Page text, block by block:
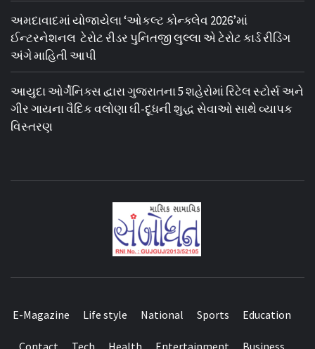
અમદાવાદમાં યોજાયેલા ‘ઓકલ્ટ કોન્ક્લેવ 2026’માં
ઈન્ટરનેશનલ ટેરોટ રીડર પુનિતજી લુલ્લા એ ટેરોટ કાર્ડ રીડિંગ
અંગે માહિતી આપી
આયુદા ઓર્ગેનિક્સ દ્વારા ગુજરાતના 5 શહેરોમાં રિટેલ સ્ટોર્સ અને
ગીર ગાયના વૈદિક વલોણા ઘી-દૂધની શુદ્ધ સેવાઓ સાથે વ્યાપક
વિસ્તરણ
E-Magazine Life style National Sports Education